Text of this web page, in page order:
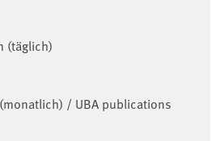
(täglich)
/ UBA publications